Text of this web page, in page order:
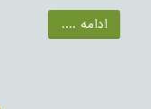
ادامه ....